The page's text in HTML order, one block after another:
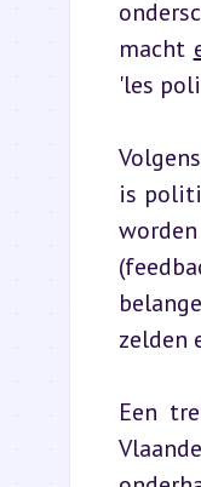
macht
'les
is
zelden
Een